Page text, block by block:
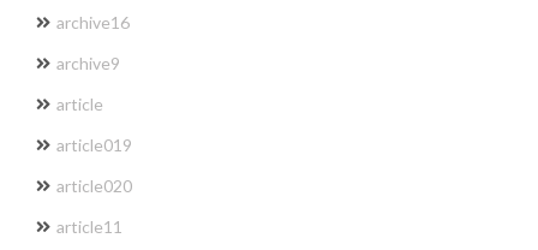
archive16
archive9
article
article019
article020
article11